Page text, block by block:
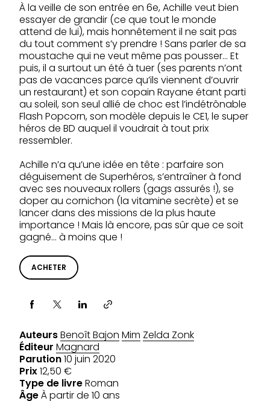
À la veille de son entrée en 6e, Achille veut bien
essayer de grandir (ce que tout le monde
attend de lui), mais honnêtement il ne sait pas
du tout comment s’y prendre ! Sans parler de sa
moustache qui ne veut même pas pousser… Et
puis, il a surtout un été à tuer (ses parents n’ont
pas de vacances parce qu’ils viennent d’ouvrir
un restaurant) et son copain Rayane étant parti
au soleil, son seul allié de choc est l’indétrônable
Flash Popcorn, son modèle depuis le CE1, le super
héros de BD auquel il voudrait à tout prix
ressembler.
Achille n’a qu’une idée en tête : parfaire son
déguisement de Superhéros, s’entraîner à fond
avec ses nouveaux rollers (gags assurés !), se
doper au cornichon (la vitamine secrète) et se
lancer dans des missions de la plus haute
importance ! Mais là encore, pas sûr que ce soit
gagné… à moins que !
ACHETER
Partager via
AuteursBenoît Bajon Mim Zelda Zonk
Éditeur Magnard
Parution10 juin 2020
Prix12,50 €
Type de livreRoman
ÂgeÀ partir de 10 ans